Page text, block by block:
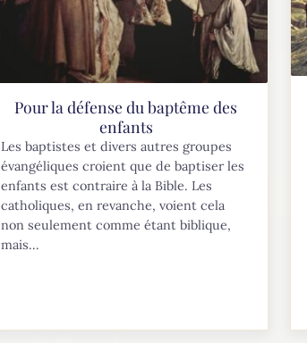
Pour la défense du baptême des
enfants
Les baptistes et divers autres groupes
évangéliques croient que de baptiser les
enfants est contraire à la Bible. Les
catholiques, en revanche, voient cela
non seulement comme étant biblique,
mais...